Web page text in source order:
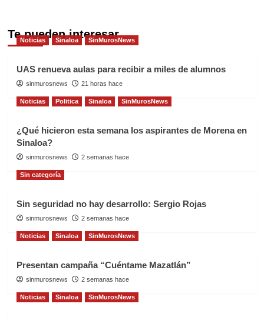
Te pueden interesar
Noticias Sinaloa SinMurosNews
UAS renueva aulas para recibir a miles de alumnos
sinmurosnews 21 horas hace
Noticias Politica Sinaloa SinMurosNews
¿Qué hicieron esta semana los aspirantes de Morena en
Sinaloa?
sinmurosnews 2 semanas hace
Sin categoría
Sin seguridad no hay desarrollo: Sergio Rojas
sinmurosnews 2 semanas hace
Noticias Sinaloa SinMurosNews
Presentan campaña “Cuéntame Mazatlán”
sinmurosnews 2 semanas hace
Noticias Sinaloa SinMurosNews